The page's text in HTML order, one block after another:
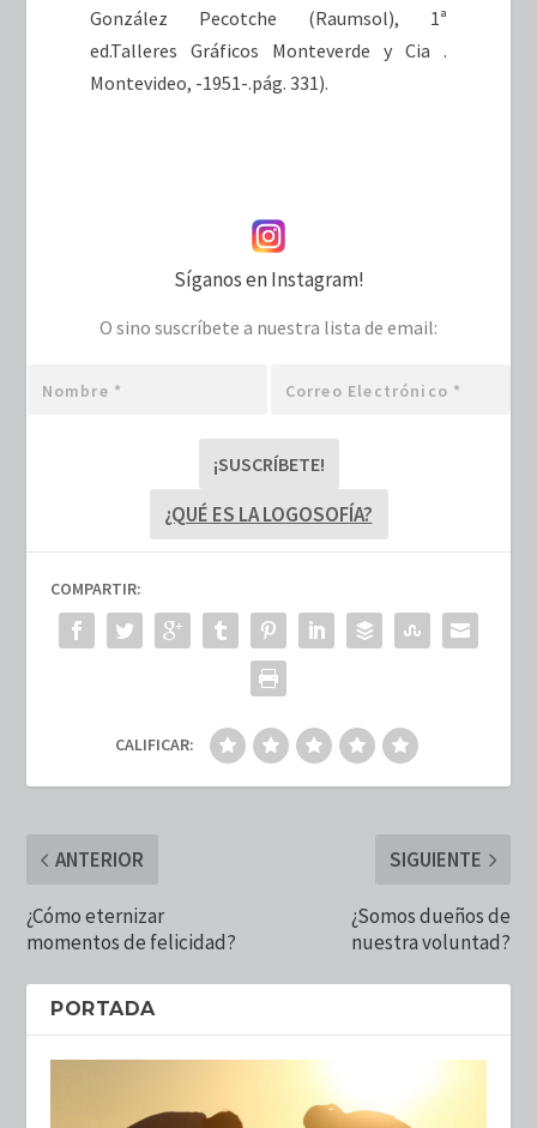
González Pecotche (Raumsol), 1ª
ed.Talleres Gráficos Monteverde y Cia .
Montevideo, -1951-.pág. 331).
Síganos en Instagram!
O sino suscríbete a nuestra lista de email:
electrónico
¿QUÉ ES LA LOGOSOFÍA?
COMPARTIR:
CALIFICAR:
ANTERIOR
¿Cómo eternizar
momentos de felicidad?
SIGUIENTE
¿Somos dueños de
nuestra voluntad?
PORTADA